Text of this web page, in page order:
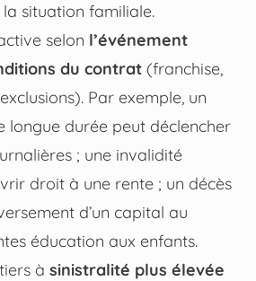
la situation familiale.
selon l’événement
du contrat(franchise,
Par exemple, un
longue durée peut déclencher
; une invalidité
droit à une rente ; un décès
d’un capital au
éducation aux enfants.
à sinistralité plus élevée